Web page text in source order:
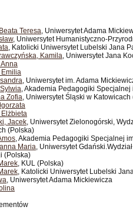
Teresa, Uniwersytet Adama
, Uniwersytet Humanistyczno-
, Katolicki Uniwersytet Lubelski Jana
Kamila, Uniwersytet Jana
, Uniwersytet im. Adama
, Akademia Pedagogiki
Zofia, Uniwersytet Śląski w Katowicach
Jacek, Uniwersytet Zielonogórski,
(Polska)
, Akademia Pedagogiki Specjalnej
Maria, Uniwersytet
(Polska)
, KUL (Polska)
, Katolicki Uniwersytet Lubelski
, Uniwersytet Adama Mickiewicza